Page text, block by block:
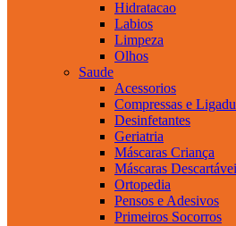
Hidratacao
Labios
Limpeza
Olhos
Saude
Acessorios
Compressas e
Desinfetantes
Geriatria
Máscaras Criança
Máscaras
Ortopedia
Pensos e Adesivos
Primeiros Socorros